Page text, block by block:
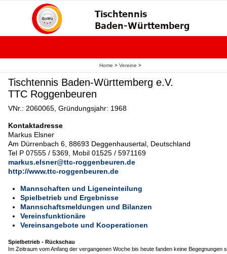
Home > Vereine >
Tischtennis Baden-Württemberg e.V.
TTC Roggenbeuren
VNr.: 2060065, Gründungsjahr: 1968
Kontaktadresse
Markus Elsner
Am Dürrenbach 6, 88693 Deggenhausertal, Deutschland
Tel P 07555 / 5369, Mobil 01525 / 5971169
markus.elsner@ttc-roggenbeuren.de
http://www.ttc-roggenbeuren.de
Mannschaften und Ligeneinteilung
Spielbetrieb und Ergebnisse
Mannschaftsmeldungen und Bilanzen
Vereinsfunktionäre
Vereinsangebote und Kooperationen
Spielbetrieb - Rückschau
Im Zeitraum vom Anfang der vergangenen Woche bis heute fanden keine Begegnungen